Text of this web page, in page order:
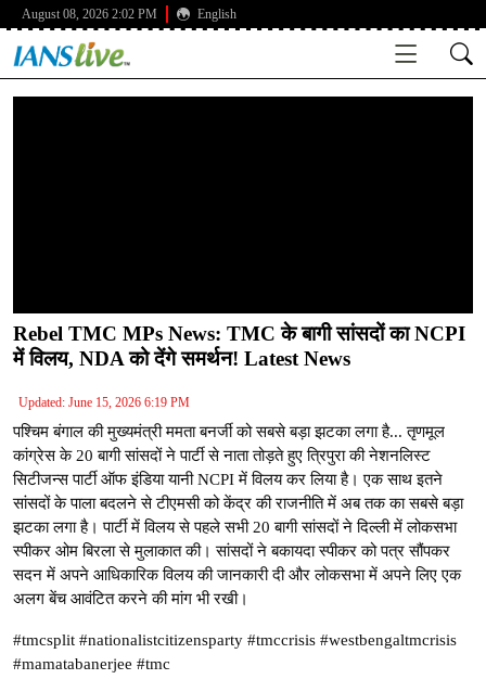
August 08, 2026 2:02 PM English
Rebel TMC MPs News: TMC के बागी सांसदों का NCPI
में विलय, NDA को देंगे समर्थन! Latest News
Updated: June 15, 2026 6:19 PM
पश्चिम बंगाल की मुख्यमंत्री ममता बनर्जी को सबसे बड़ा झटका लगा है... तृणमूल
कांग्रेस के 20 बागी सांसदों ने पार्टी से नाता तोड़ते हुए त्रिपुरा की नेशनलिस्ट
सिटीजन्स पार्टी ऑफ इंडिया यानी NCPI में विलय कर लिया है। एक साथ इतने
सांसदों के पाला बदलने से टीएमसी को केंद्र की राजनीति में अब तक का सबसे बड़ा
झटका लगा है। पार्टी में विलय से पहले सभी 20 बागी सांसदों ने दिल्ली में लोकसभा
स्पीकर ओम बिरला से मुलाकात की। सांसदों ने बकायदा स्पीकर को पत्र सौंपकर
सदन में अपने आधिकारिक विलय की जानकारी दी और लोकसभा में अपने लिए एक
अलग बेंच आवंटित करने की मांग भी रखी।
#tmcsplit #nationalistcitizensparty #tmccrisis #westbengaltmcrisis
#mamatabanerjee #tmc